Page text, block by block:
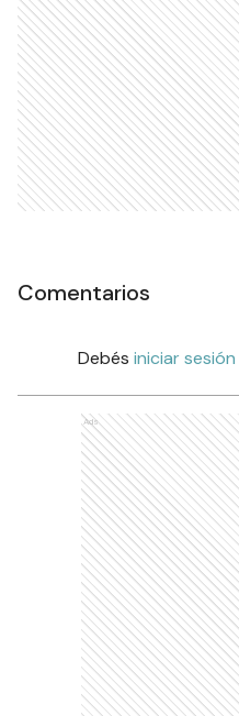
Comentarios
Debés iniciar sesión
Ads